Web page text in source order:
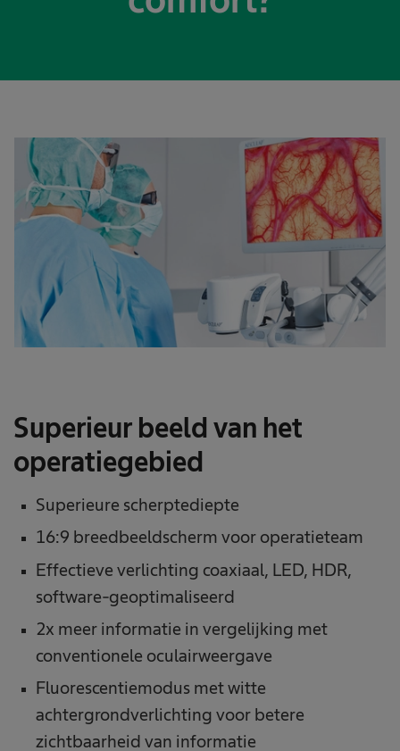
Superieur beeld van het
operatiegebied
Superieure scherptediepte
16:9 breedbeeldscherm voor operatieteam
Effectieve verlichting coaxiaal, LED, HDR,
software-geoptimaliseerd
2x meer informatie in vergelijking met
conventionele oculairweergave
Fluorescentiemodus met witte
achtergrondverlichting voor betere
zichtbaarheid van informatie